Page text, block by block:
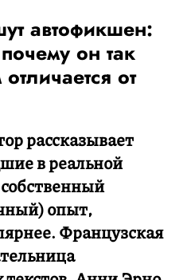
автофикшен:
он так
от
рассказывает
в реальной
опыт,
Французская